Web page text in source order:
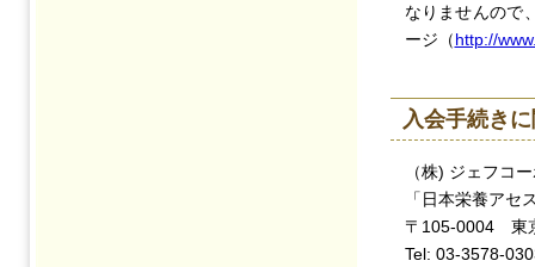
なりませんので
ージ（http://
入会手続き
（株) ジェフコ
「日本栄養アセ
〒105-0004 東
Tel: 03-3578-